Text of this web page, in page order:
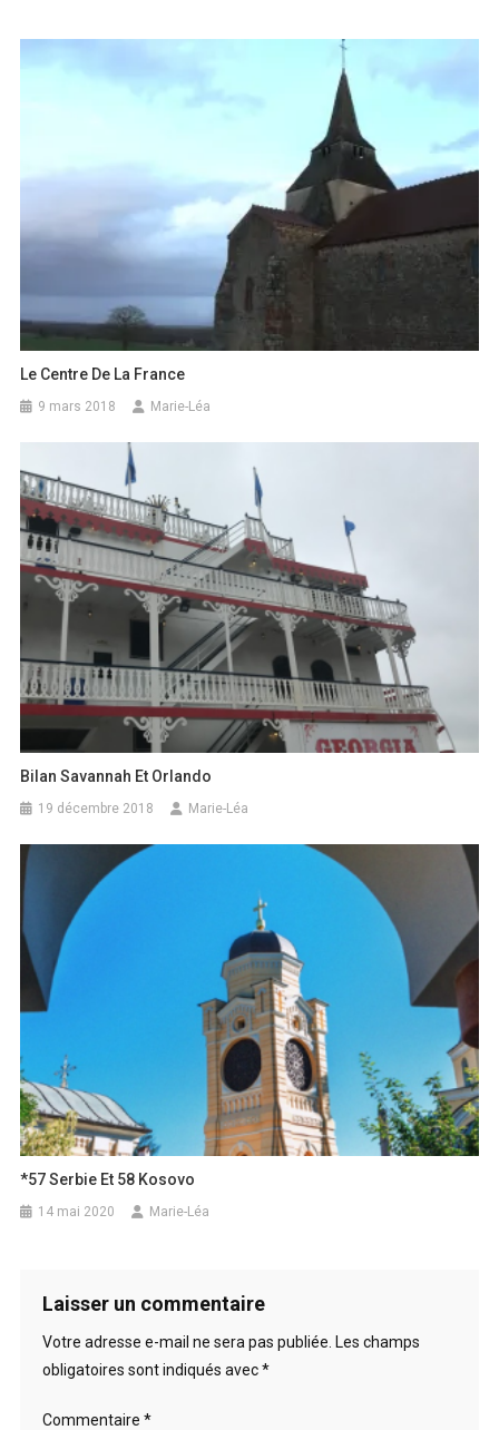
Le Centre De La France
9 mars 2018 Marie-Léa
Bilan Savannah Et Orlando
19 décembre 2018 Marie-Léa
*57 Serbie Et 58 Kosovo
14 mai 2020 Marie-Léa
Laisser un commentaire
Votre adresse e-mail ne sera pas publiée. Les champs
obligatoires sont indiqués avec*
Commentaire *